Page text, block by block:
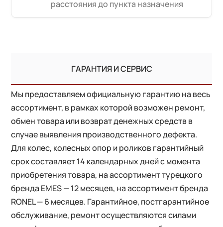
расстояния до пункта назначения
ГАРАНТИЯ И СЕРВИС
Мы предоставляем официальную гарантию на весь
ассортимент, в рамках которой возможен ремонт,
обмен товара или возврат денежных средств в
случае выявления производственного дефекта.
Для колес, колесных опор и роликов гарантийный
срок составляет 14 календарных дней с момента
приобретения товара, на ассортимент турецкого
бренда EMES — 12 месяцев, на ассортимент бренда
RONEL — 6 месяцев. Гарантийное, постгарантийное
обслуживание, ремонт осуществляются силами